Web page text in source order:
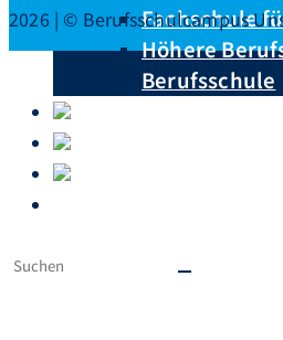
Fachschule
Höhere
Berufsschule
Diese
2026 | © Berufsschulcampus